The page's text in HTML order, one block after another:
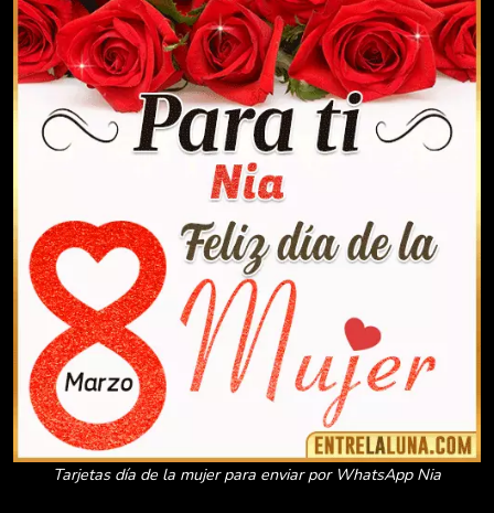
Tarjetas día de la mujer para enviar por WhatsApp Nia